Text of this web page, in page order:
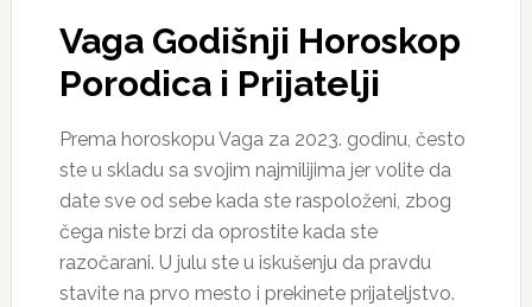
Vaga Godišnji Horoskop
Porodica i Prijatelji
Prema horoskopu Vaga za 2023. godinu, često
ste u skladu sa svojim najmilijima jer volite da
date sve od sebe kada ste raspoloženi, zbog
čega niste brzi da oprostite kada ste
razočarani. U julu ste u iskušenju da pravdu
stavite na prvo mesto i prekinete prijateljstvo.